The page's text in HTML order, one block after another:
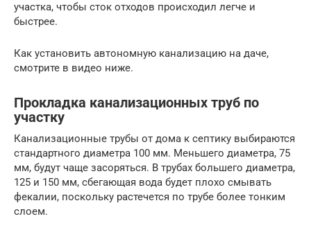
участка, чтобы сток отходов происходил легче и
быстрее.
Как установить автономную канализацию на даче,
смотрите в видео ниже.
Прокладка канализационных труб по
участку
Канализационные трубы от дома к септику выбираются
стандартного диаметра 100 мм. Меньшего диаметра, 75
мм, будут чаще засоряться. В трубах большего диаметра,
125 и 150 мм, сбегающая вода будет плохо смывать
фекалии, поскольку растечется по трубе более тонким
слоем.